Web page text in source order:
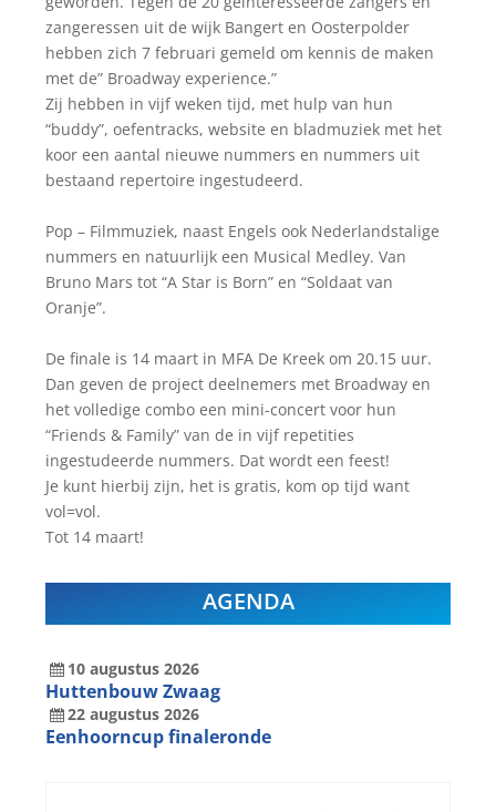
zangeressen uit de wijk Bangert en Oosterpolder
hebben zich 7 februari gemeld om kennis de maken
met de” Broadway experience.”
Zij hebben in vijf weken tijd, met hulp van hun
“buddy”, oefentracks, website en bladmuziek met het
koor een aantal nieuwe nummers en nummers uit
bestaand repertoire ingestudeerd.
Pop – Filmmuziek, naast Engels ook Nederlandstalige
nummers en natuurlijk een Musical Medley. Van
Bruno Mars tot “A Star is Born” en “Soldaat van
Oranje”.
De finale is 14 maart in MFA De Kreek om 20.15 uur.
Dan geven de project deelnemers met Broadway en
het volledige combo een mini-concert voor hun
“Friends & Family” van de in vijf repetities
ingestudeerde nummers. Dat wordt een feest!
Je kunt hierbij zijn, het is gratis, kom op tijd want
vol=vol.
Tot 14 maart!
AGENDA
10 augustus 2026
Huttenbouw Zwaag
22 augustus 2026
Eenhoorncup finaleronde